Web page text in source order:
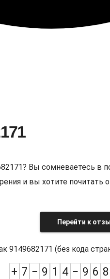
Вы сомневаетесь
и вы хотите
Перейти к
(без кода
+ 7 − 9 1 4 − 9 6 8